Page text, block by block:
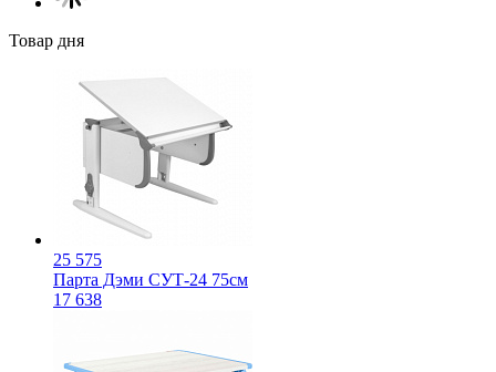
Товар дня
25 575
Парта Дэми СУТ-24 75см
17 638